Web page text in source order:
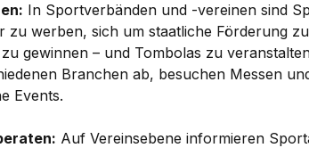
In Sportverbänden und -vereinen sind
zu werben, sich um staatliche Förderung
gewinnen – und Tombolas zu
Branchen ab, besuchen Messen
Events.
Auf Vereinsebene informieren